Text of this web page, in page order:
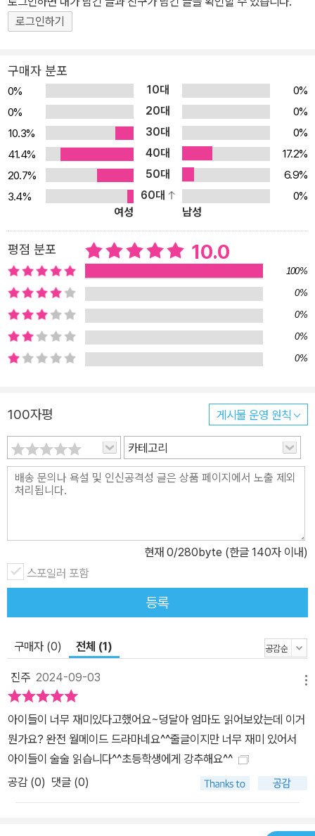
고로 부상을 입고, 대신 출전을 권유받은 은표를 둘러싸고 헛소문이
떤 선택을 하게 될까요? 정정당당하게 승부를 겨루는 스포츠 정신은
아이들에게 어떤 영향을 미칠까요? 이기적인 마음으로 자신들의 이
익을 먼저 생각하는 어른들에게 은표는 당당하게 맞설 수 있을까요?
은표를 통해 목표를 향해 꺾이지 않고 나아갈 용기를 배우고 꼭 일 등
이 아니어도 괜찮다는 생각을 하게 될 거예요. 그리고 등수보다 정정
당당하게 실력을 겨루는 것이 스포츠뿐 아니라 친구관계에서도 얼마
나 중요하고 멋있는지 느끼게 될 거예요.
로그인하기
구매자 분포
0% 10대
0%
0%
20대
0%
10.3%
30대
0%
41.4%
40대
17.2%
20.7%
50대
6.9%
3.4%
60대
0%
여성
남성
평점 분포 10.0
100%
0%
0%
0%
0%
100자평 게시물 운영 원칙
카테고리
현재 0/280byte (한글 140자 이내)
스포일러 포함
등록
구매자 (0) 전체 (1)
진주 2024-09-03
아이들이 너무 재미있다고했어요~덩달아 엄마도 읽어보았는데 이거
뭔가요? 완전 월메이드 드라마네요^^줄글이지만 너무 재미 있어서
아이들이 술술 읽습니다^^초등학생에게 강추해요^^
공감 (0) 댓글 (0)